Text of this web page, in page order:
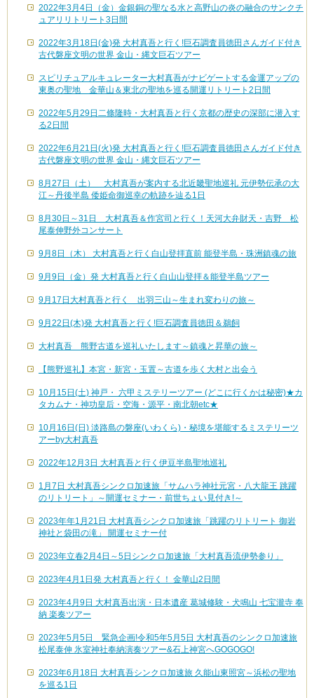
2022年3月4日（金）金銀銅の聖なる水と高野山の炎の融合のサンクチ
ュアリリトリート3日間
2022年3月18日(金)発 大村真吾と行く!巨石調査員徳田さんガイド付き
古代磐座文明の世界 金山・縄文巨石ツアー
スピリチュアルキュレーター大村真吾がナビゲートする金運アップの
東奥の聖地 金華山＆東北の聖地を巡る開運リトリート2日間
2022年5月29日二條隆時・大村真吾と行く京都の歴史の深部に潜入す
る2日間
2022年6月21日(火)発 大村真吾と行く!巨石調査員徳田さんガイド付き
古代磐座文明の世界 金山・縄文巨石ツアー
8月27日（土） 大村真吾が案内する北近畿聖地巡礼 元伊勢伝承の大
江～丹後半島 倭姫命御巡幸の軌跡を辿る1日
8月30日～31日 大村真吾＆作宮司と行く！天河大弁財天・吉野 松
尾泰伸野外コンサート
9月8日（木） 大村真吾と行く白山登拝直前 能登半島・珠洲鎮魂の旅
9月9日（金）発 大村真吾と行く白山山登拝＆能登半島ツアー
9月17日大村真吾と行く 出羽三山～生まれ変わりの旅～
9月22日(木)発 大村真吾と行く!巨石調査員徳田＆鵜飼
大村真吾 熊野古道を巡礼いたします～鎮魂と昇華の旅～
【熊野巡礼】本宮・新宮・玉置～古道を歩く大村と出会う
10月15日(土) 神戸・ 六甲ミステリーツアー (どこに行くかは秘密)★カ
タカムナ・神功皇后・空海・源平・南北朝etc★
10月16日(日) 淡路島の磐座(いわくら)・秘境を堪能するミステリーツ
アーby大村真吾
2022年12月3日 大村真吾と行く伊豆半島聖地巡礼
1月7日 大村真吾シンクロ加速旅「サムハラ神社元宮・八大龍王 跳躍
のリトリート」～開運セミナー・前世ちょい見付き!～
2023年年1月21日 大村真吾シンクロ加速旅「跳躍のリトリート 御岩
神社と袋田の滝」 開運セミナー付
2023年立春2月4日～5日シンクロ加速旅「大村真吾流伊勢参り」
2023年4月1日発 大村真吾と行く！ 金華山2日間
2023年4月9日 大村真吾出演・日本遺産 葛城修験・犬鳴山 七宝瀧寺 奉
納 楽奏ツアー
2023年5月5日 緊急企画!令和5年5月5日 大村真吾のシンクロ加速旅
松尾泰伸 氷室神社奉納演奏ツアー&石上神宮へGOGOGO!
2023年6月18日 大村真吾シンクロ加速旅 久能山東照宮～浜松の聖地
を巡る1日